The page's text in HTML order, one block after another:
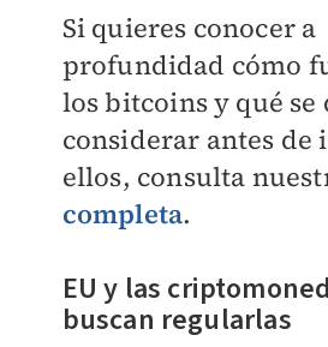
Si quieres conocer a
profundidad cómo
los bitcoins y qué se
considerar antes
ellos, consulta
completa.
EU y las
buscan regularlas